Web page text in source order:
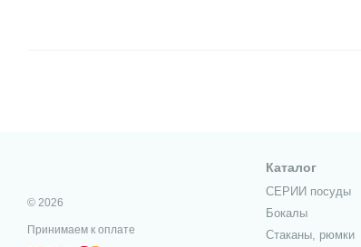
© 2026
Принимаем к оплате
Каталог
СЕРИИ посуды
Бокалы
Стаканы, рюмки